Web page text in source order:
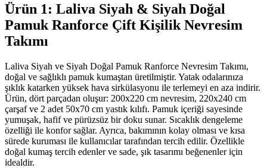
Ürün 1: Laliva Siyah & Siyah Doğal
Pamuk Ranforce Çift Kişilik Nevresim
Takımı
Laliva Siyah ve Siyah Doğal Pamuk Ranforce Nevresim Takımı,
doğal ve sağlıklı pamuk kumaştan üretilmiştir. Yatak odalarınıza
şıklık katarken yüksek hava sirkülasyonu ile terlemeyi en aza indirir.
Ürün, dört parçadan oluşur: 200x220 cm nevresim, 220x240 cm
çarşaf ve 2 adet 50x70 cm yastık kılıfı. Pamuk içeriği sayesinde
yumuşak, hafif ve pürüzsüz bir doku sunar. Sıcaklık dengeleme
özelliği ile konfor sağlar. Ayrıca, bakımının kolay olması ve kısa
sürede kuruması ile kullanıcılar tarafından tercih edilir. Özellikle
doğal kumaş tercih edenler ve sade, şık tasarımı beğenenler için
idealdir.